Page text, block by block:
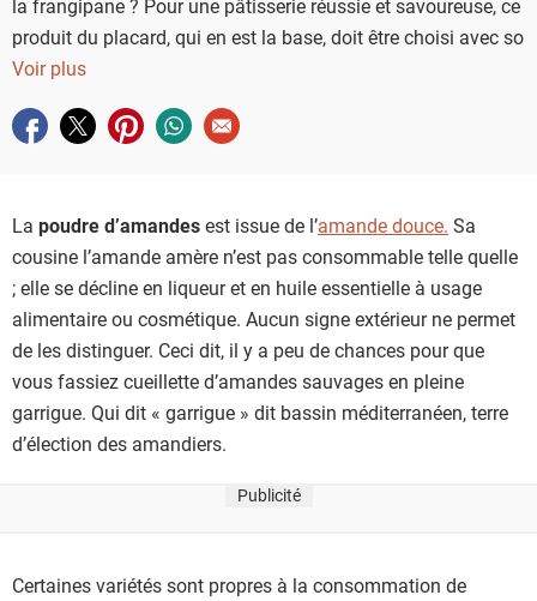
la frangipane ? Pour une pâtisserie réussie et savoureuse, ce
produit du placard, qui en est la base, doit être choisi avec
Voir plus
Partager sur facebook
Partager sur twitter
Partager sur pinterest
Partager sur whatsapp
Envoyer à un ami
La poudre d’amandesest issue de l’amande douce. Sa
cousine l’amande amère n’est pas consommable telle quelle
; elle se décline en liqueur et en huile essentielle à usage
alimentaire ou cosmétique. Aucun signe extérieur ne permet
de les distinguer. Ceci dit, il y a peu de chances pour que
vous fassiez cueillette d’amandes sauvages en pleine
garrigue. Qui dit « garrigue » dit bassin méditerranéen, terre
d’élection des amandiers.
Publicité
Certaines variétés sont propres à la consommation de